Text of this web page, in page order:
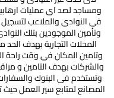
ومساجد لصد اى عمليات
فى النوادى والملاعب
وتأمين الموجودين بتلك
المحلات التجارية بهدف
وتامين المكان فى وقت راحة
والشركات بهدف التامين و
وتستخدم فى البنوك
المصانع لمتابع سير العمل